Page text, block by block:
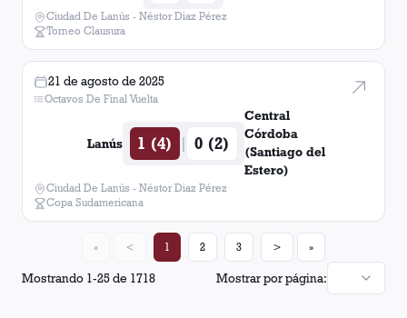
Ciudad De Lanús - Néstor Diaz Pérez
Torneo Clausura
21 de agosto de 2025
Octavos De Final Vuelta
Lanús 1 (4) | 0 (2)
Central
Córdoba
(Santiago del
Estero)
Ciudad De Lanús - Néstor Diaz Pérez
Copa Sudamericana
Mostrando 1-25de 1718 Mostrar por página:
« < 1 2 3 > »